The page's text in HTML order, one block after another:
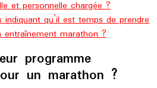
et personnelle chargée ?
qu’il est temps de prendre
entraînement marathon ?
programme
un marathon ?